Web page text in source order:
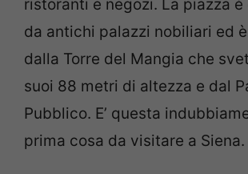
ristoranti e negozi. La piazza
da antichi palazzi nobiliari ed
dalla Torre del Mangia che
suoi 88 metri di altezza e dal
Pubblico. E’ questa
prima cosa da visitare a Siena.